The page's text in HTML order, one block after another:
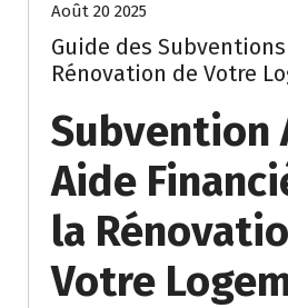
Août 20 2025
Guide des
Rénovation de Votre
Subvention
Aide
la
Votre